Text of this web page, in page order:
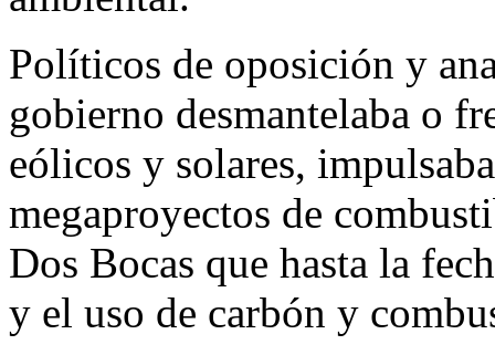
Políticos de oposición y
gobierno desmantelaba o
eólicos y solares,
megaproyectos de
Dos Bocas que hasta la
y el uso de carbón y